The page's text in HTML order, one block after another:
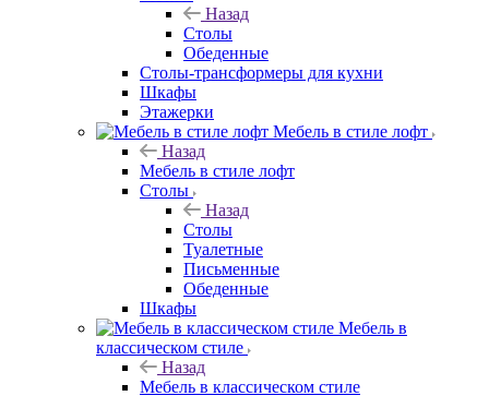
Назад
Столы
Обеденные
Столы-трансформеры для кухни
Шкафы
Этажерки
Мебель в стиле лофт
Назад
Мебель в стиле лофт
Столы
Назад
Столы
Туалетные
Письменные
Обеденные
Шкафы
Мебель в
классическом стиле
Назад
Мебель в классическом стиле